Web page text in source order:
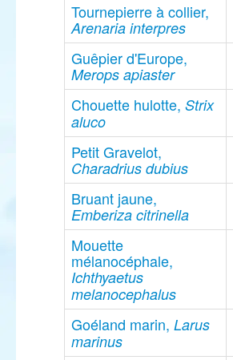
Tournepierre à collier,
Arenaria interpres
Guêpier d'Europe,
Merops apiaster
Chouette hulotte, Strix
aluco
Petit Gravelot,
Charadrius dubius
Bruant jaune,
Emberiza citrinella
Mouette
mélanocéphale,
Ichthyaetus
melanocephalus
Goéland marin, Larus
marinus